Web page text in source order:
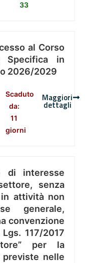
33
al Corso
Specifica in
2026/2029
Scaduto
da:
11
giorni
Maggiori
dettagli
di interesse
senza
attività non
generale,
convenzione
117/2017
per la
nelle